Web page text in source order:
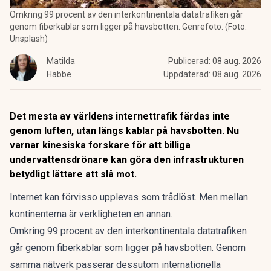
Omkring 99 procent av den interkontinentala datatrafiken går
genom fiberkablar som ligger på havsbotten. Genrefoto. (Foto:
Unsplash)
Matilda
Habbe
Publicerad: 08 aug. 2026
Uppdaterad: 08 aug. 2026
Det mesta av världens internettrafik färdas inte
genom luften, utan längs kablar på havsbotten. Nu
varnar kinesiska forskare för att billiga
undervattensdrönare kan göra den infrastrukturen
betydligt lättare att slå mot.
Internet kan förvisso upplevas som trådlöst. Men mellan
kontinenterna är verkligheten en annan.
Omkring 99 procent av den interkontinentala datatrafiken
går genom fiberkablar som ligger på havsbotten. Genom
samma nätverk passerar dessutom internationella